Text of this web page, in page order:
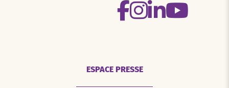
ESPACE PRESSE